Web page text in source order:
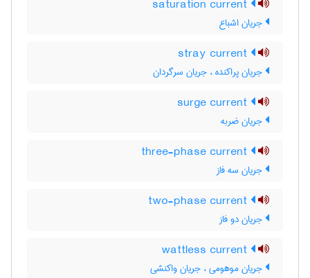
جریان اشباع
جریان پراکنده ، جریان سرگردان
جریان ضربه
جریان سه فاز
جریان دو فاز
جریان موهومی ، جریان واکنشی